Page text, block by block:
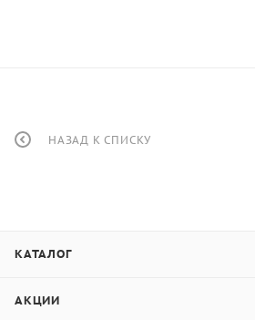
НАЗАД К СПИСКУ
КАТАЛОГ
АКЦИИ